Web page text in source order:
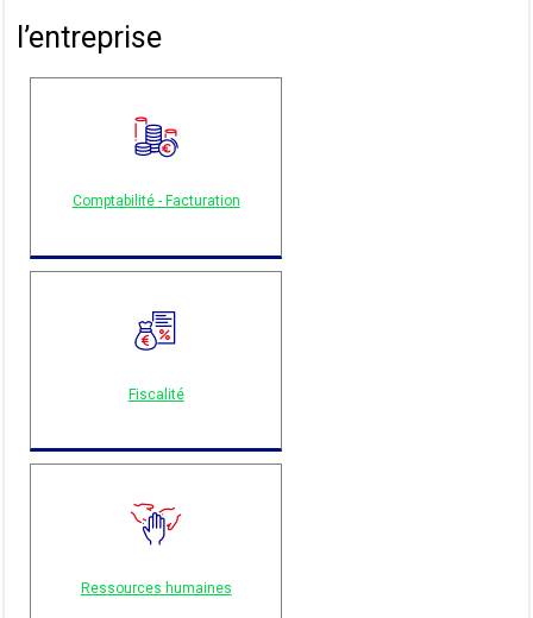
l’entreprise
Comptabilité - Facturation
Fiscalité
Ressources humaines